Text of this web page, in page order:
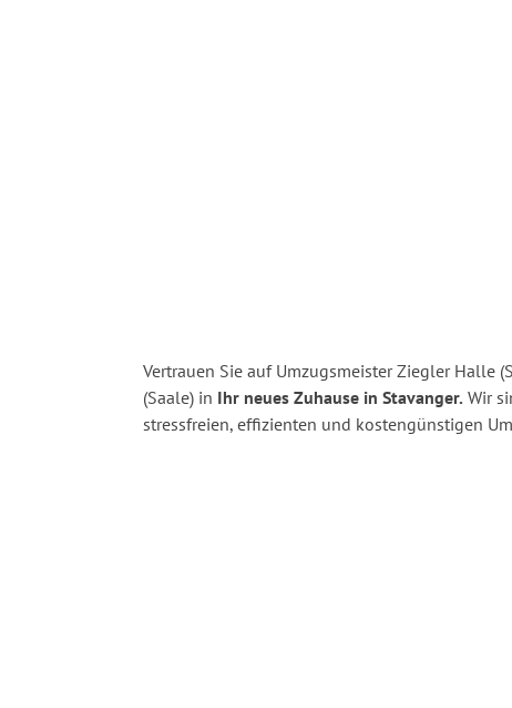
Vertrauen Sie auf Umzugsmeister Ziegler Halle
(Saale) in Ihr neues Zuhause in Stavanger. Wir
stressfreien, effizienten und kostengünstigen